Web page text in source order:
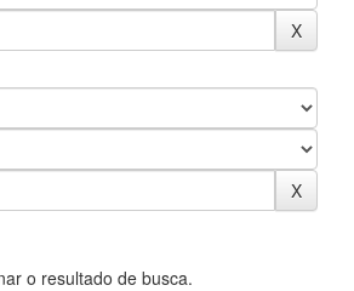
o resultado de busca.